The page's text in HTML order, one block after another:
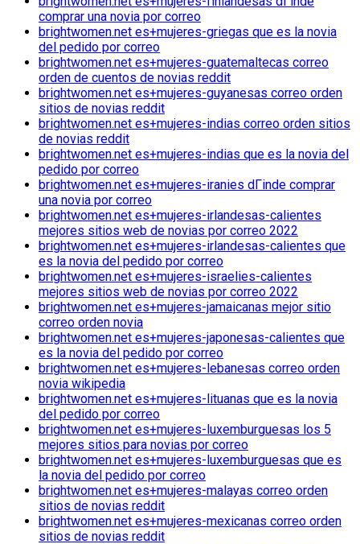
comprar una novia por correo
brightwomen.net es+mujeres-griegas que es la novia
del pedido por correo
brightwomen.net es+mujeres-guatemaltecas correo
orden de cuentos de novias reddit
brightwomen.net es+mujeres-guyanesas correo orden
sitios de novias reddit
brightwomen.net es+mujeres-indias correo orden sitios
de novias reddit
brightwomen.net es+mujeres-indias que es la novia del
pedido por correo
brightwomen.net es+mujeres-iranies dГіnde comprar
una novia por correo
brightwomen.net es+mujeres-irlandesas-calientes
mejores sitios web de novias por correo 2022
brightwomen.net es+mujeres-irlandesas-calientes que
es la novia del pedido por correo
brightwomen.net es+mujeres-israelies-calientes
mejores sitios web de novias por correo 2022
brightwomen.net es+mujeres-jamaicanas mejor sitio
correo orden novia
brightwomen.net es+mujeres-japonesas-calientes que
es la novia del pedido por correo
brightwomen.net es+mujeres-lebanesas correo orden
novia wikipedia
brightwomen.net es+mujeres-lituanas que es la novia
del pedido por correo
brightwomen.net es+mujeres-luxemburguesas los 5
mejores sitios para novias por correo
brightwomen.net es+mujeres-luxemburguesas que es
la novia del pedido por correo
brightwomen.net es+mujeres-malayas correo orden
sitios de novias reddit
brightwomen.net es+mujeres-mexicanas correo orden
sitios de novias reddit